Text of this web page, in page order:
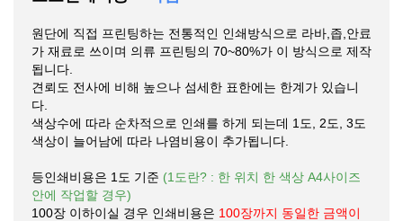
원단에 직접 프린팅하는 전통적인 인쇄방식으로 라바,좁,안료
가 재료로 쓰이며 의류 프린팅의 70~80%가 이 방식으로 제작
됩니다.
견뢰도 전사에 비해 높으나 섬세한 표한에는 한계가 있습니
다.
색상수에 따라 순차적으로 인쇄를 하게 되는데 1도, 2도, 3도
색상이 늘어남에 따라 나염비용이 추가됩니다.
등인쇄비용은 1도 기준 (1도란? : 한 위치 한 색상 A4사이즈
안에 작업할 경우)
100장 이하이실 경우 인쇄비용은 100장까지 동일한 금액이